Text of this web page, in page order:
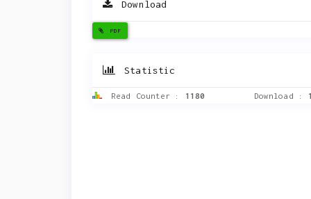
Download
PDF
Statistic
Read Counter : 1180 Download :